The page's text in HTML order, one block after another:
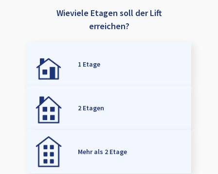
Wieviele Etagen soll der Lift
erreichen?
1 Etage
2 Etagen
Mehr als 2 Etage